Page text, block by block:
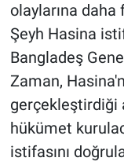
olaylarına
Şeyh Hasina
Bangladeş
Zaman,
gerçekleştirdiği
hükümet
istifasını